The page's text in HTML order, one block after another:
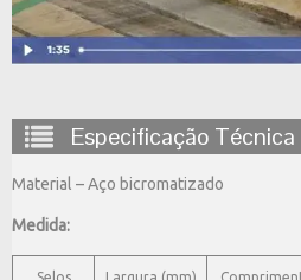
Especificação Técnica
Material – Aço bicromatizado
Medida:
Selos Largura (mm)